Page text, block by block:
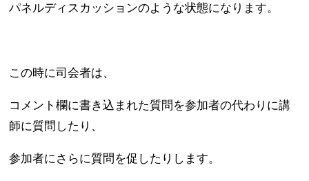
パネルディスカッションのような状態になります。
この時に司会者は、
コメント欄に書き込まれた質問を参加者の代わりに講
師に質問したり、
参加者にさらに質問を促したりします。